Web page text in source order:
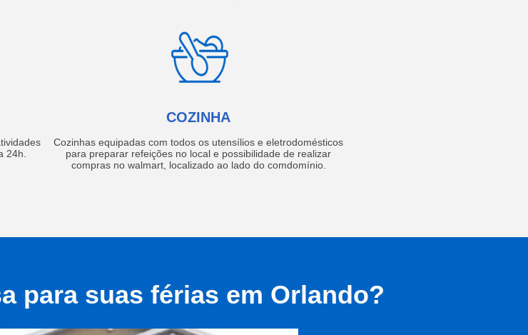
24h.
COZINHA
Cozinhas equipadas com todos os utensílios e eletrodomésticos
para preparar refeições no local e possibilidade de realizar
compras no walmart, localizado ao lado do comdomínio.
para suas férias em Orlando?